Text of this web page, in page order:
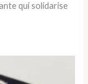
qui solidarise